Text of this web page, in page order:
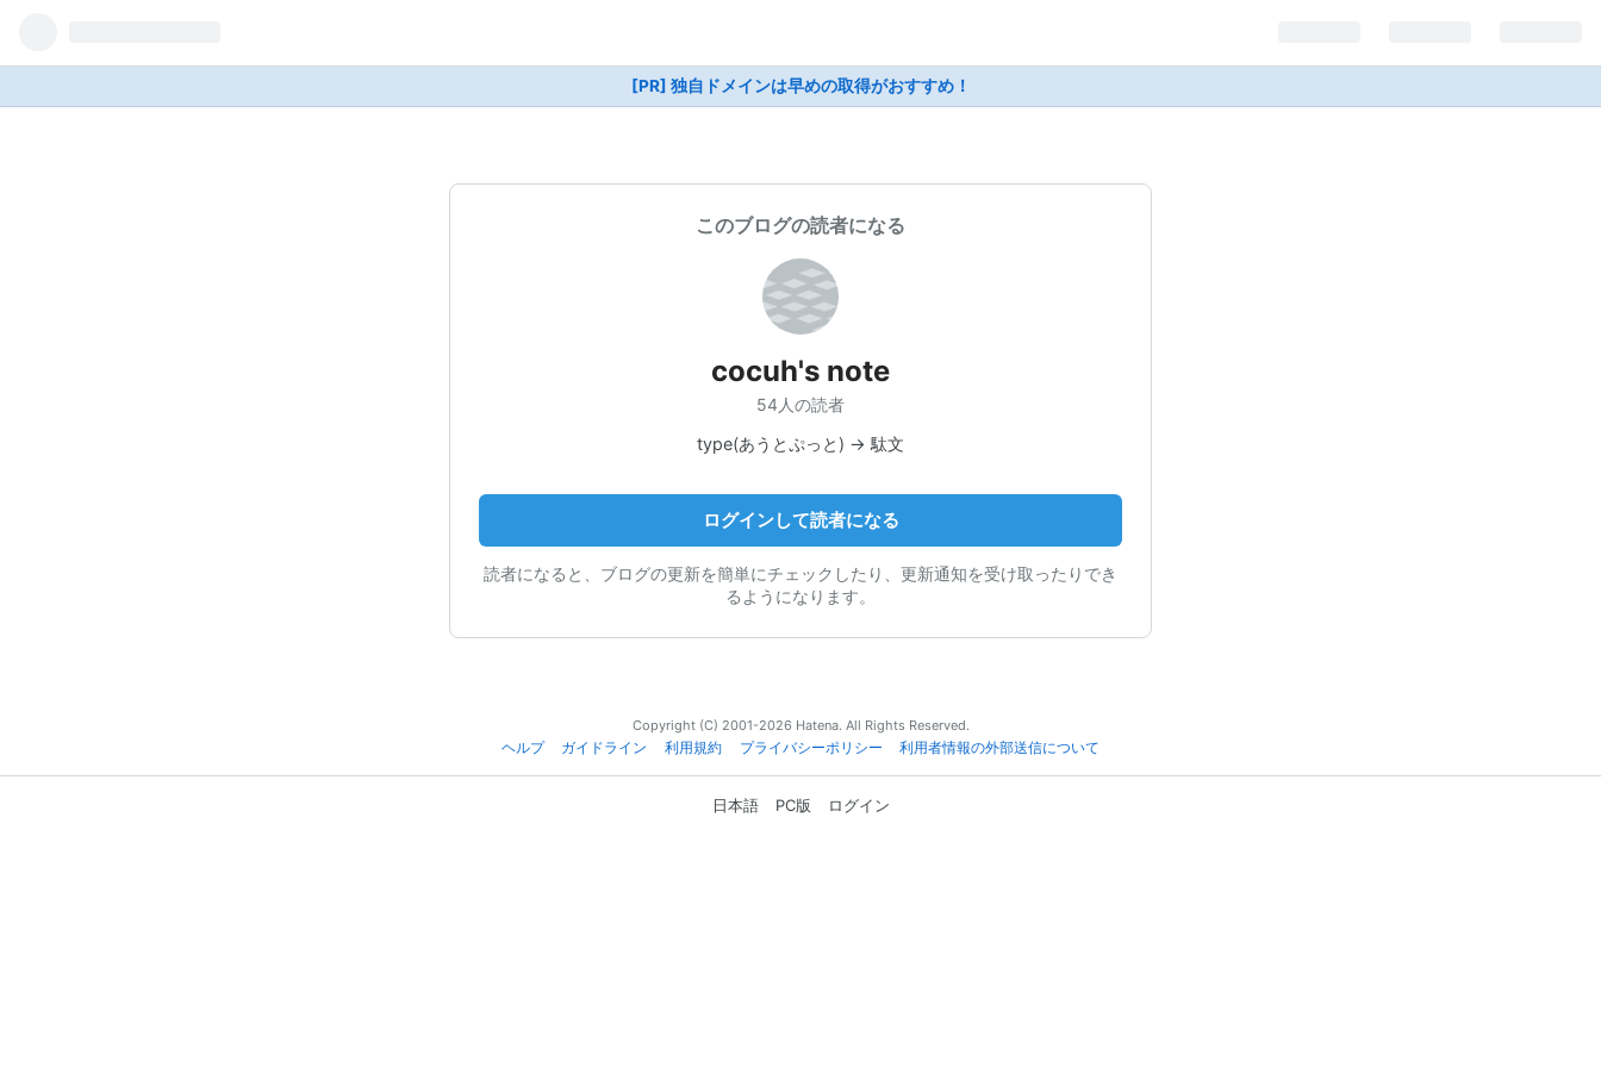
[PR] 独自ドメインは早めの取得がおすすめ！
このブログの読者になる
cocuh's note
54人の読者
type(あうとぷっと) -> 駄文
ログインして読者になる
読者になると、ブログの更新を簡単にチェックしたり、更新通知を受け取ったりでき
るようになります。
Copyright (C) 2001-2026 Hatena. All Rights Reserved.
ヘルプ
ガイドライン 利用規約 プライバシーポリシー 利用者情報の外部送信について
日本語 PC版 ログイン